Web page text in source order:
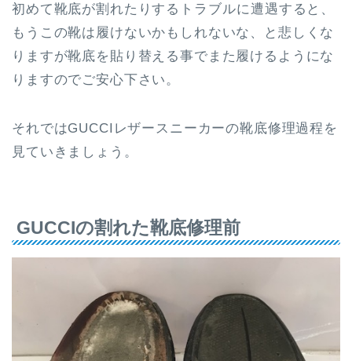
初めて靴底が割れたりするトラブルに遭遇すると、
もうこの靴は履けないかもしれないな、と悲しくな
りますが靴底を貼り替える事でまた履けるようにな
りますのでご安心下さい。
それではGUCCIレザースニーカーの靴底修理過程を
見ていきましょう。
GUCCIの割れた靴底修理前